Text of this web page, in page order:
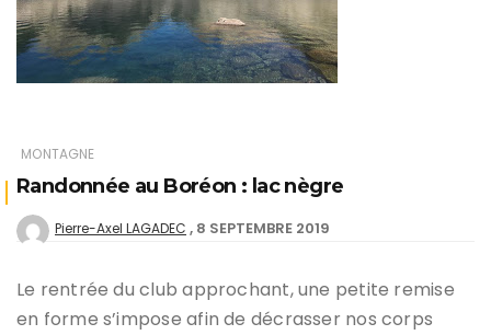
MONTAGNE
Randonnée au Boréon : lac nègre
Pierre-Axel LAGADEC 8 SEPTEMBRE 2019
Le rentrée du club approchant, une petite remise
en forme s’impose afin de décrasser nos corps